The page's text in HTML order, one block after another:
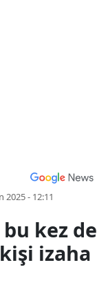
2025 - 12:11
kez de
izaha